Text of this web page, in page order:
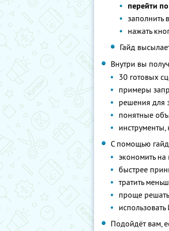
перейти
заполнить
нажать
Гайд
Внутри вы
30 готовых
примеры
решения для
понятные
С помощью
экономить на
быстрее
тратить
проще
Подойдёт вам,